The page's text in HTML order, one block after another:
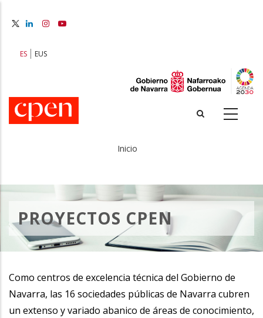
principal
ES EUS
enlaces
de
ayuda
a
la
navegación
Inicio
PROYECTOS CPEN
Como centros de excelencia técnica del Gobierno de
Navarra, las 16 sociedades públicas de Navarra cubren
un extenso y variado abanico de áreas de conocimiento,